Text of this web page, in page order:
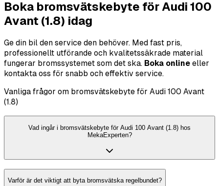
Boka bromsvätskebyte för Audi 100
Avant (1.8) idag
Ge din bil den service den behöver. Med fast pris,
professionellt utförande och kvalitetssäkrade material
fungerar bromssystemet som det ska. Boka online eller
kontakta oss för snabb och effektiv service.
Vanliga frågor om bromsvätskebyte för Audi 100 Avant
(1.8)
Vad ingår i bromsvätskebyte för Audi 100 Avant (1.8) hos
MekaExperten?
Varför är det viktigt att byta bromsvätska regelbundet?